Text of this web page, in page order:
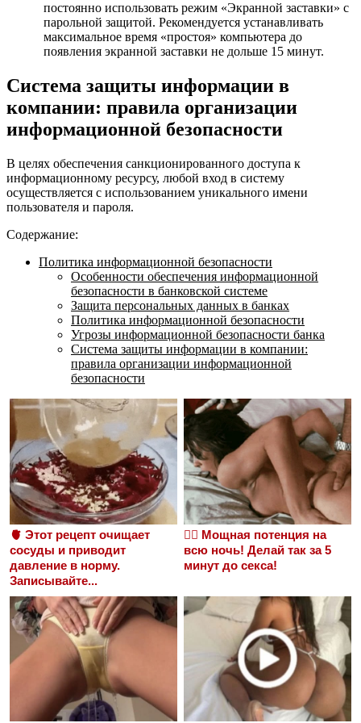
постоянно использовать режим «Экранной заставки» с
парольной защитой. Рекомендуется устанавливать
максимальное время «простоя» компьютера до
появления экранной заставки не дольше 15 минут.
Система защиты информации в
компании: правила организации
информационной безопасности
В целях обеспечения санкционированного доступа к
информационному ресурсу, любой вход в систему
осуществляется с использованием уникального имени
пользователя и пароля.
Содержание:
Политика информационной безопасности
Особенности обеспечения информационной
безопасности в банковской системе
Защита персональных данных в банках
Политика информационной безопасности
Угрозы информационной безопасности банка
Система защиты информации в компании:
правила организации информационной
безопасности
🫀 Этот рецепт очищает
сосуды и приводит
давление в норму.
Записывайте...
❤️‍🔥 Мощная потенция на
всю ночь! Делай так за 5
минут до секса!